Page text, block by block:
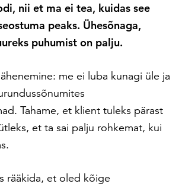
nii et ma ei tea, kuidas see
peaks. Ühesõnaga,
puhumist on palju.
me ei luba kunagi üle ja
Tahame, et klient tuleks pärast
et ta sai palju rohkemat, kui
rääkida, et oled kõige